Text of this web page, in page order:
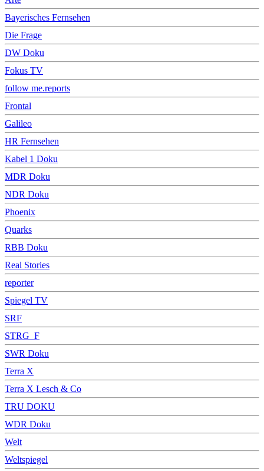
Bayerisches Fernsehen
Die Frage
DW Doku
Fokus TV
follow me.reports
Frontal
Galileo
HR Fernsehen
Kabel 1 Doku
MDR Doku
NDR Doku
Phoenix
Quarks
RBB Doku
Real Stories
reporter
Spiegel TV
SRF
STRG_F
SWR Doku
Terra X
Terra X Lesch & Co
TRU DOKU
WDR Doku
Welt
Weltspiegel